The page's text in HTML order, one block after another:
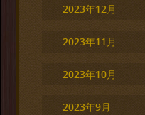
2023年12月
2023年11月
2023年10月
2023年9月